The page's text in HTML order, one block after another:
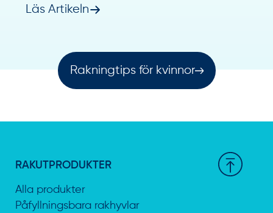
Läs Artikeln
Rakningtips för kvinnor
RAKUTPRODUKTER
Alla produkter
Påfyllningsbara rakhyvlar